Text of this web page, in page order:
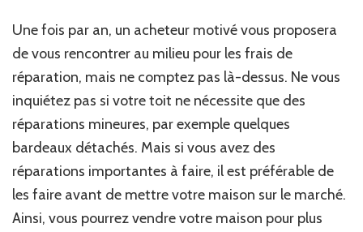
Une fois par an, un acheteur motivé vous proposera
de vous rencontrer au milieu pour les frais de
réparation, mais ne comptez pas là-dessus. Ne vous
inquiétez pas si votre toit ne nécessite que des
réparations mineures, par exemple quelques
bardeaux détachés. Mais si vous avez des
réparations importantes à faire, il est préférable de
les faire avant de mettre votre maison sur le marché.
Ainsi, vous pourrez vendre votre maison pour plus